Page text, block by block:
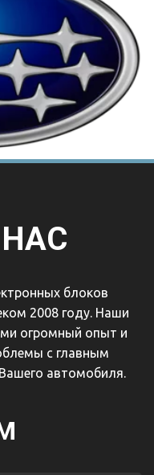
блоков
2008 году. Наши
огромный опыт и
с главным
автомобиля.